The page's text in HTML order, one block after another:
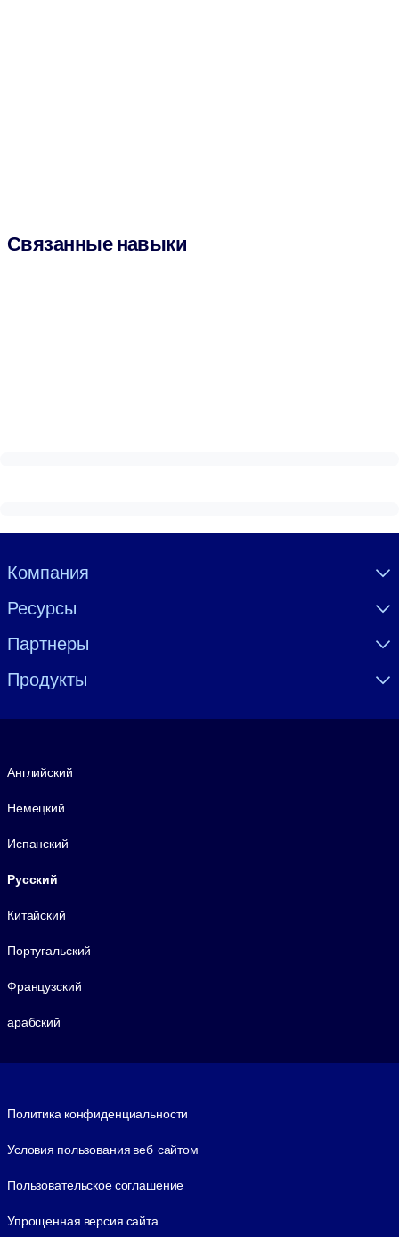
Связанные навыки
Visually hidden Text
Компания
Ресурсы
Партнеры
Продукты
Английский
Немецкий
Испанский
Русский
Китайский
Португальский
Французский
арабский
Политика конфиденциальности
Условия пользования веб-сайтом
Пользовательское соглашение
Упрощенная версия сайта